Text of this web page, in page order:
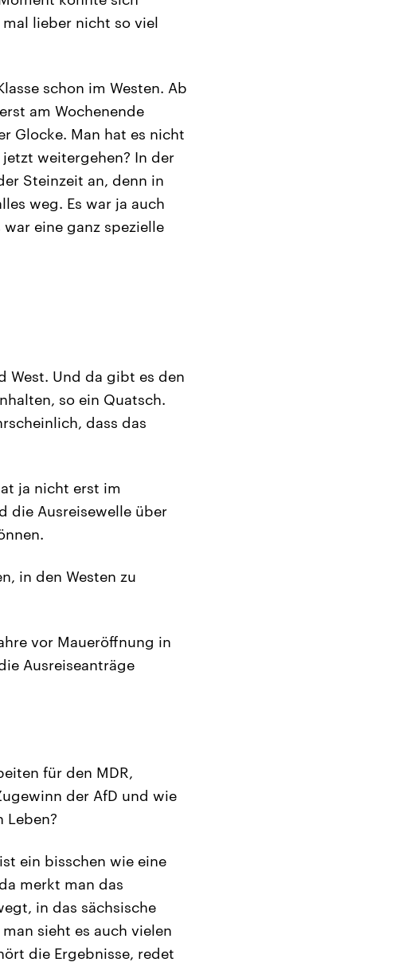
mal lieber nicht so viel
schon im Westen. Ab
am Wochenende
Glocke. Man hat es nicht
weitergehen? In der
Steinzeit an, denn in
weg. Es war ja auch
eine ganz spezielle
West. Und da gibt es den
so ein Quatsch.
dass das
ja nicht erst im
die Ausreisewelle über
in den Westen zu
vor Maueröffnung in
Ausreiseanträge
für den MDR,
der AfD und wie
Leben?
ein bisschen wie eine
merkt man das
in das sächsische
sieht es auch vielen
die Ergebnisse, redet